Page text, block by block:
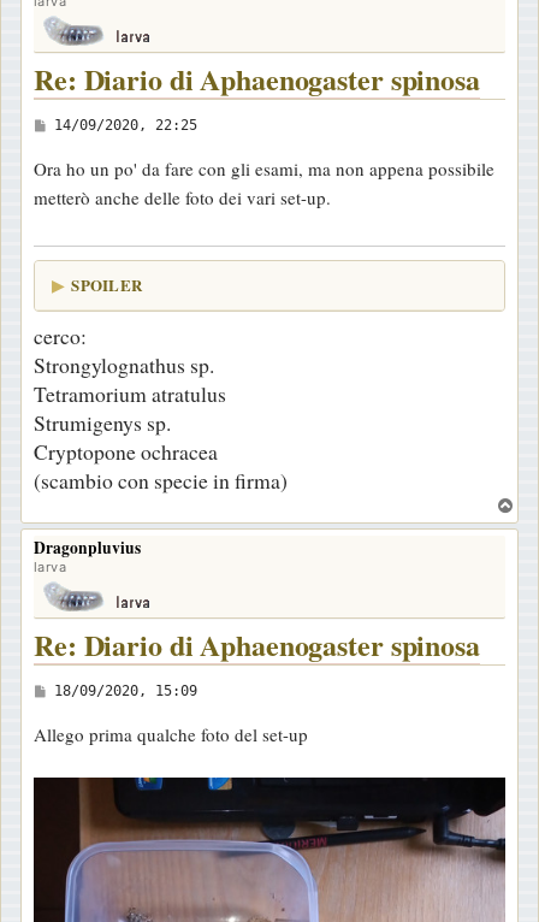
Re: Diario di Aphaenogaster spinosa
M
s
s
g
g
14/09/2020, 22:25
Ora ho un po' da fare con gli esami, ma non appena possibile
metterò anche delle foto dei vari set-up.
SPOILER
cerco:
Strongylognathus sp.
Tetramorium atratulus
Strumigenys sp.
Cryptopone ochracea
(scambio con specie in firma)
o
Dragonpluvius
larva
Re: Diario di Aphaenogaster spinosa
M
s
s
18/09/2020, 15:09
Allego prima qualche foto del set-up